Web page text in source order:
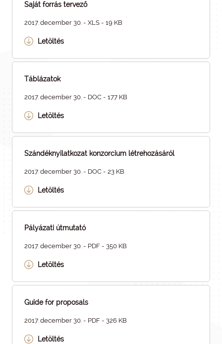
Saját forrás tervező
2017. december 30. - XLS - 19 KB
Letöltés
Táblázatok
2017. december 30. - DOC - 177 KB
Letöltés
Szándéknyilatkozat konzorcium létrehozásáról
2017. december 30. - DOC - 23 KB
Letöltés
Pályázati útmutató
2017. december 30. - PDF - 350 KB
Letöltés
Guide for proposals
2017. december 30. - PDF - 326 KB
Letöltés